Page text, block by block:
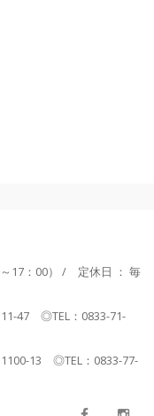
～17：00） / 定休日 ： 毎
11-47 ◎TEL：0833-71-
1100-13 ◎TEL：0833-77-